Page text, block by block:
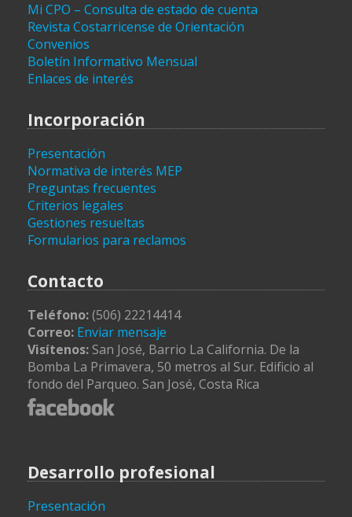
Mi CPO – Consulta de estado de cuenta
Revista Costarricense de Orientación
Convenios
Boletín Informativo Mensual
Enlaces de interés
Incorporación
Presentación
Normativa de interés MEP
Preguntas frecuentes
Criterios legales
Gestiones resueltas
Formularios para reclamos
Contacto
Teléfono:(506) 22214414
Correo: Enviar mensaje
Visítenos: San José, Barrio La California. De la
Bomba La Primavera, 50 metros al Sur. Edificio al
fondo del Parqueo. San José, Costa Rica
Desarrollo profesional
Presentación